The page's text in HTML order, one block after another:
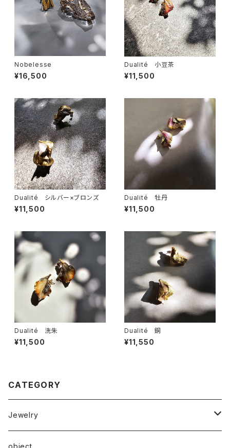
Nobelesse
¥16,500
Dualité 小豆茶
¥11,500
Dualité シルバー×ブロンズ
¥11,500
Dualité 牡丹
¥11,500
Dualité 洗朱
¥11,500
Dualité 銅
¥11,550
CATEGORY
Jewelry
ピアス
object